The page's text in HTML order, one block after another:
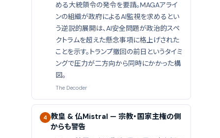
める大統領令の発令を要請。MAGAアライ
ンの組織が政府によるAI監視を求めるとい
う逆説的展開は、AI安全問題が政治的スペ
クトラムを超えた懸念事項に格上げされた
ことを示す。トランプ撤回の前日というタイミ
ングで圧力が二方向から同時にかかった構
図。
The Decoder
4 教皇 & 仏Mistral — 宗教・国家主権の側
からも警告